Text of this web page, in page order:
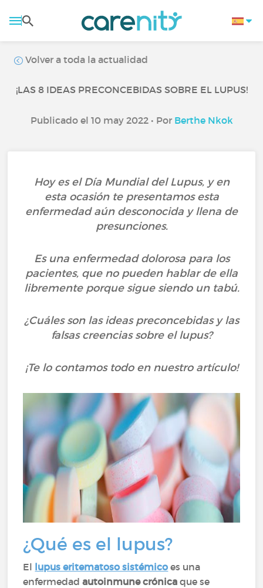
Volver a toda la actualidad
¡LAS 8 IDEAS PRECONCEBIDAS SOBRE EL LUPUS!
Publicado el 10 may 2022 • Por Berthe Nkok
Hoy es el Día Mundial del Lupus, y en
esta ocasión te presentamos esta
enfermedad aún desconocida y llena de
presunciones.
Es una enfermedad dolorosa para los
pacientes, que no pueden hablar de ella
libremente porque sigue siendo un tabú.
¿Cuáles son las ideas preconcebidas y las
falsas creencias sobre el lupus?
¡Te lo contamos todo en nuestro artículo!
¿Qué es el lupus?
El lupus eritematoso sistémico es una
enfermedadautoinmune crónica que se